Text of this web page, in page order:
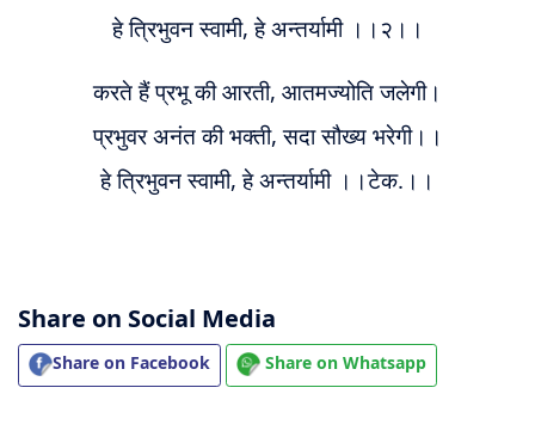
हे त्रिभुवन स्वामी, हे अन्तर्यामी ।।२।।
करते हैं प्रभू की आरती, आतमज्योति जलेगी।
प्रभुवर अनंत की भक्ती, सदा सौख्य भरेगी।।
हे त्रिभुवन स्वामी, हे अन्तर्यामी ।।टेक.।।
Share on Social Media
Share on Facebook Share on Whatsapp